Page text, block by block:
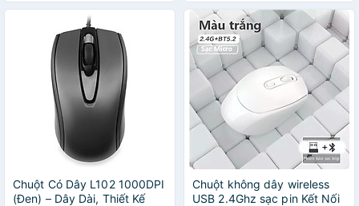
Khẩu
Chuột Có Dây L102 1000DPI
(Đen) – Dây Dài, Thiết Kế
Chuột không dây wireless
USB 2.4Ghz sạc pin Kết Nối